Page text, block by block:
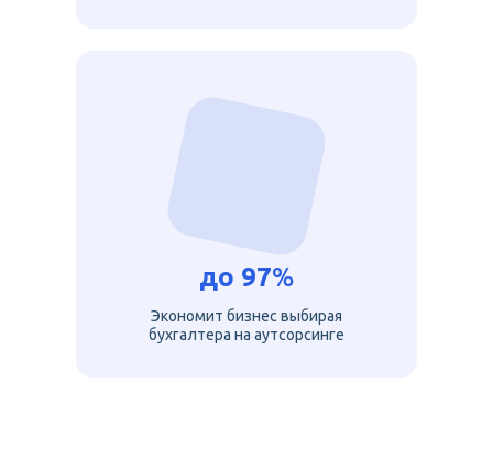
до 97%
Экономит бизнес выбирая
бухгалтера на аутсорсинге